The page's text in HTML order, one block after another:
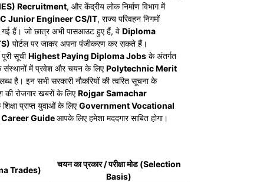
Recruitment, और केंद्रीय लोक निर्माण विभाग में
Junior Engineer CS/IT, राज्य परिवहन निगमों
गई हैं। जो छात्र अभी पासआउट हुए हैं, वे Diploma
पोर्टल पर जाकर अपना पंजीकरण कर सकते हैं।
सूचीHighest Paying Diploma Jobs के अंतर्गत
संस्थानों में प्रवेश और चयन के लिएPolytechnic Merit
है। इन सभी सरकारी नौकरियों की त्वरित सूचना के
रोजगार खबरों के लिएRojgar Samachar
प्राप्त युवाओं के लिएGovernment Vocational
Guideआपके लिए हमेशा मददगार साबित होगा।
Trades)
चयन का प्रकार / परीक्षा मोड (Selection
Basis)